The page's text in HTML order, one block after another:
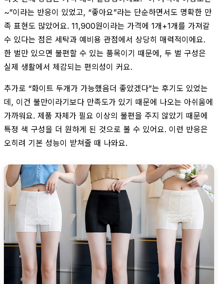
~”이라는 반응이 있었고, “좋아요”라는 단순하면서도 명확한 만
족 표현도 많았어요. 11,900원이라는 가격에 1개+1개를 가져갈
수 있다는 점은 세탁과 예비용 관점에서 상당히 매력적이에요.
한 벌만 있으면 불편할 수 있는 품목이기 때문에, 두 벌 구성은
실제 생활에서 체감되는 편의성이 커요.
추가로 “화이트 두개가 가능했음더 좋았겠다”는 후기도 있었는
데, 이건 불만이라기보다 만족도가 있기 때문에 나오는 아쉬움에
가까워요. 제품 자체가 필요 이상의 불편을 주지 않았기 때문에
특정 색 구성을 더 원하게 된 것으로 볼 수 있어요. 이런 반응은
오히려 기본 성능이 받쳐줄 때 나와요.